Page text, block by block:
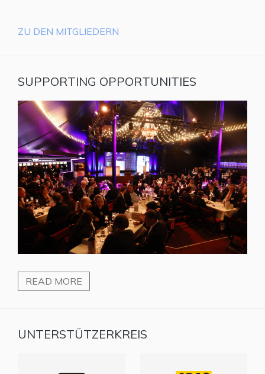
ZU DEN MITGLIEDERN
SUPPORTING OPPORTUNITIES
READ MORE
UNTERSTÜTZERKREIS